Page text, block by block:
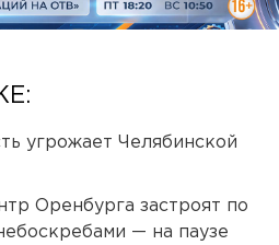
угрожает Челябинской
Оренбурга застроят по
— на паузе